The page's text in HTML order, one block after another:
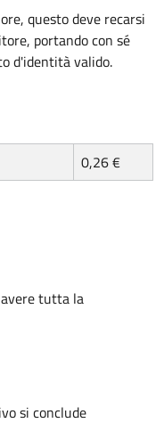
questo deve recarsi
portando con sé
d'identità valido.
0,26 €
tutta la
si conclude